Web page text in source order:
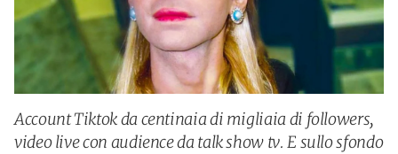
Account Tiktok da centinaia di migliaia di followers,
video live con audience da talk show tv. E sullo sfondo